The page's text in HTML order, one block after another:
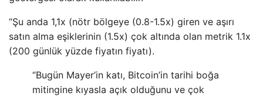
“Şu anda 1,1x (nötr bölgeye (0.8-1.5x) giren ve aşırı
satın alma eşiklerinin (1.5x) çok altında olan metrik 1.1x
(200 günlük yüzde fiyatın fiyatı).
“Bugün Mayer’in katı, Bitcoin’in tarihi boğa
mitingine kıyasla açık olduğunu ve çok